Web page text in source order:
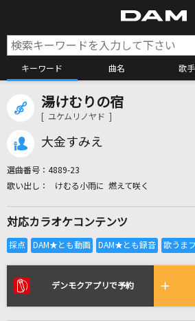
キーワード 曲名 歌
カラオケ検索
全国りれき
リアルタイムで歌われてい
湯けむりの宿
[ ユケムリノヤド ]
大金すみえ
選曲番号： 4889-23
けむる小雨に 燃えて咲く
対応カラオケコンテンツ
デンモクアプリで予約